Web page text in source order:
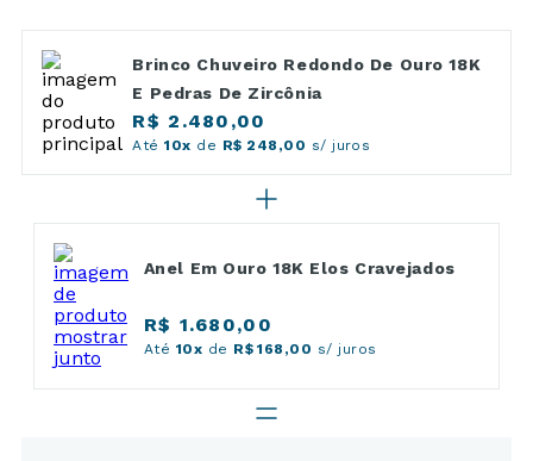
Brinco Chuveiro Redondo De Ouro 18K
E Pedras De Zircônia
R$ 2.480,00
Até10x de R$ 248,00 s/ juros
Anel Em Ouro 18K Elos Cravejados
R$ 1.680,00
Até 10x de R$ 168,00 s/ juros